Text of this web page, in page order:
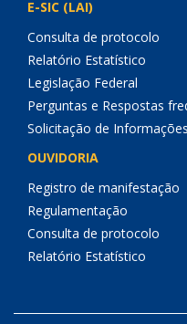
E-SIC (LAI)
Consulta de protocolo
Relatório Estatístico
Legislação Federal
Perguntas e Respostas
Solicitação de Informações
OUVIDORIA
Registro de manifestação
Regulamentação
Consulta de protocolo
Relatório Estatístico